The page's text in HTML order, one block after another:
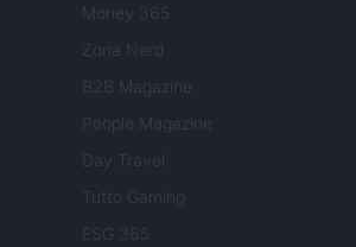
Money 365
Zona Nerd
B2B Magazine
People Magazine
Day Travel
Tutto Gaming
ESG 365